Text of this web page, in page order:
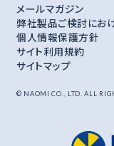
メールマガジン
弊社製品ご検討にお
個人情報保護方針
サイト利用規約
サイトマップ
© NAOMI CO., LTD. ALL